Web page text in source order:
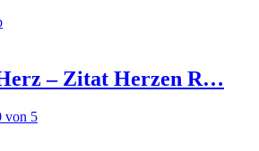
– Zitat Herzen R…
von 5